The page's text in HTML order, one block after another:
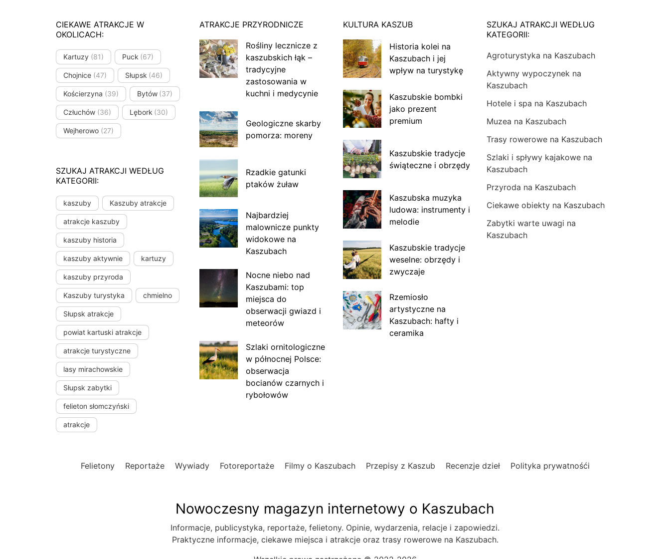
CIEKAWE ATRAKCJE W
OKOLICACH:
Kartuzy (81) Puck (67)
Chojnice (47) Słupsk (46)
Kościerzyna (39) Bytów (37)
Człuchów (36) Lębork (30)
Wejherowo (27)
SZUKAJ ATRAKCJI WEDŁUG
KATEGORII:
kaszuby Kaszuby atrakcje
atrakcje kaszuby
kaszuby historia
kaszuby aktywnie kartuzy
kaszuby przyroda
Kaszuby turystyka chmielno
Słupsk atrakcje
powiat kartuski atrakcje
atrakcje turystyczne
lasy mirachowskie
Słupsk zabytki
felieton słomczyński
atrakcje
ATRAKCJE PRZYRODNICZE
Rośliny lecznicze z
kaszubskich łąk –
tradycyjne
zastosowania w
kuchni i medycynie
Geologiczne skarby
pomorza: moreny
Rzadkie gatunki
ptaków żuław
Najbardziej
malownicze punkty
widokowe na
Kaszubach
Nocne niebo nad
Kaszubami: top
miejsca do
obserwacji gwiazd i
meteorów
Szlaki ornitologiczne
w północnej Polsce:
obserwacja
bocianów czarnych i
rybołowów
KULTURA KASZUB
Historia kolei na
Kaszubach i jej
wpływ na turystykę
Kaszubskie bombki
jako prezent
premium
Kaszubskie tradycje
świąteczne i obrzędy
Kaszubska muzyka
ludowa: instrumenty i
melodie
Kaszubskie tradycje
weselne: obrzędy i
zwyczaje
Rzemiosło
artystyczne na
Kaszubach: hafty i
ceramika
SZUKAJ ATRAKCJI WEDŁUG
KATEGORII:
Agroturystyka na Kaszubach
Aktywny wypoczynek na
Kaszubach
Hotele i spa na Kaszubach
Muzea na Kaszubach
Trasy rowerowe na Kaszubach
Szlaki i spływy kajakowe na
Kaszubach
Przyroda na Kaszubach
Ciekawe obiekty na Kaszubach
Zabytki warte uwagi na
Kaszubach
Felietony Reportaże Wywiady Fotoreportaże Filmy o Kaszubach Przepisy z Kaszub Recenzje dzieł Polityka prywatnośći
Nowoczesny magazyn internetowy o Kaszubach
Informacje, publicystyka, reportaże, felietony. Opinie, wydarzenia, relacje i zapowiedzi.
Praktyczne informacje, ciekawe miejsca i atrakcje oraz trasy rowerowe na Kaszubach.